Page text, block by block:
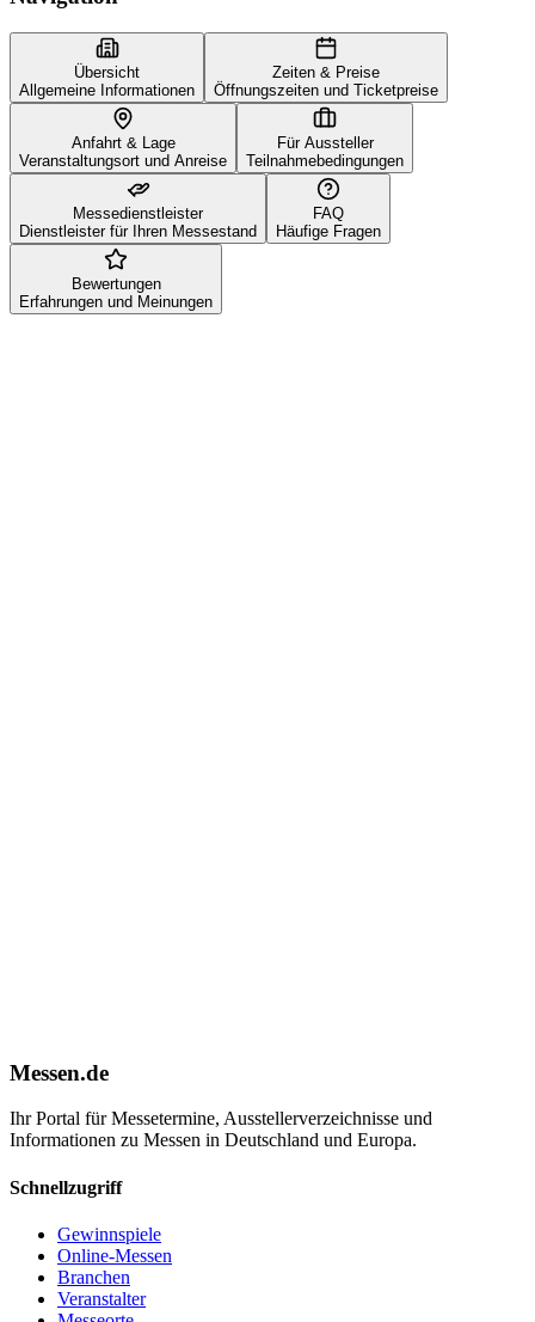
Übersicht
Allgemeine Informationen
Zeiten & Preise
Öffnungszeiten und Ticketpreise
Anfahrt & Lage
Veranstaltungsort und Anreise
Für Aussteller
Teilnahmebedingungen
Messedienstleister
Dienstleister für Ihren Messestand
FAQ
Häufige Fragen
Bewertungen
Erfahrungen und Meinungen
Messen.de
Ihr Portal für Messetermine, Ausstellerverzeichnisse und
Informationen zu Messen in Deutschland und Europa.
Schnellzugriff
Gewinnspiele
Online-Messen
Branchen
Veranstalter